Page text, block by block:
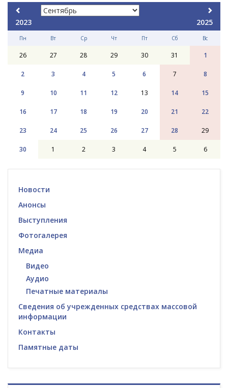
2023 2025
Пн Вт Ср Чт Пт Сб Вс
26 27 28 29 30 31 1
2 3 4 5 6 7 8
9 10 11 12 13 14 15
16 17 18 19 20 21 22
23 24 25 26 27 28 29
30 1 2 3 4 5 6
Новости
Анонсы
Выступления
Фотогалерея
Медиа
Видео
Аудио
Печатные материалы
Сведения об учрежденных средствах массовой
информации
Контакты
Памятные даты